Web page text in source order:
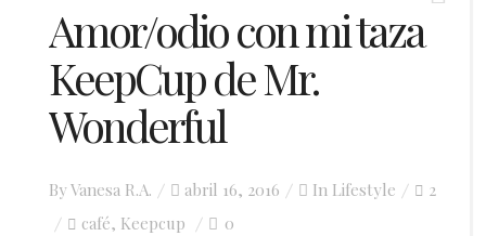
Amor/odio con mi taza
KeepCup de Mr.
Wonderful
ByVanesa R.A.
Posted
on
abril 16, 2016 In Lifestyle
2
café, Keepcup 0